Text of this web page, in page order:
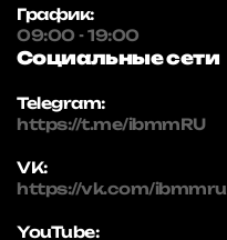
График:
09:00 - 19:00
Социальные сети
Telegram:
https://t.me/ibmmRU
VK:
https://vk.com/ibmmru
YouTube: